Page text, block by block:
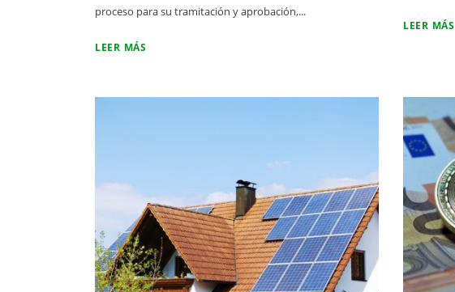
proceso para su tramitación y aprobación,...
LEER MÁS
LEER MÁS